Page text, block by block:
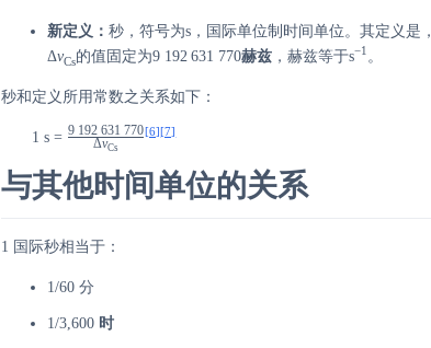
新定义：秒，符号为s，国际单位制时间单位。其定义
ΔνCs的值固定为9 192 631 770赫兹，赫兹等于s−1 。
秒和定义所用常数之关系如下：
1 s = 9 192 631 770
/
ΔνCs
[6] [7]
与其他时间单位的关系
1 国际秒相当于：
1/60 分
1/3,600 时